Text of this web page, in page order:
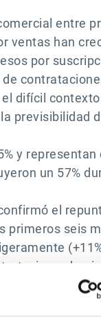
entre
ventas han
por
de
difícil
previsibilidad
y representan
un 57%
el
primeros seis
en el